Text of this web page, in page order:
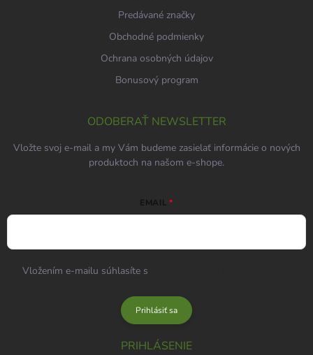
Predávané značky
Obchodné podmienky
Ochrana osobných údajov
Bonusový program
ODOBERAŤ NEWSLETTER
Vložte svoj e-mail a my Vám budeme zasielať informácie o nových
produktoch na našom e-shope.
EMAIL
Vložením e-mailu súhlasíte s
Prihlásiť sa
PRIHLÁSENIE